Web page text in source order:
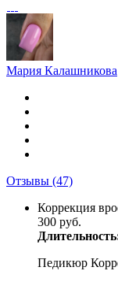
Мария Калашникова
Отзывы (47)
Коррекция
300 руб.
Педикюр